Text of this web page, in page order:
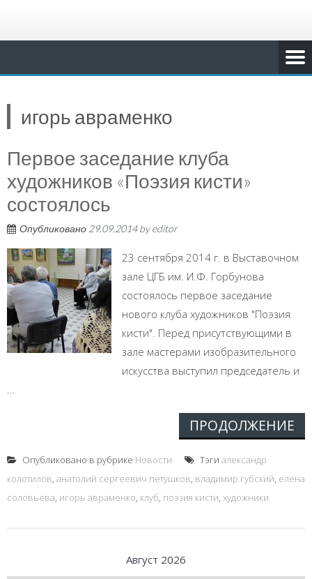
игорь авраменко
Первое заседание клуба
художников «Поэзия кисти»
состоялось
Опубликовано 29.09.2014byeditor
23 сентября 2014 г. в Выставочном
зале ЦГБ им. И.Ф. Горбунова
состоялось первое заседание
нового клуба художников "Поэзия
кисти". Перед присутствующими в
зале мастерами изобразительного
искусства выступил председатель и
ПРОДОЛЖЕНИЕ
Опубликовано в рубрике Новости Тэги александр
колотилов, анатолий сергеевич петушков, владимир губский, елена
соловьева, игорь авраменко, клуб, поэзия кисти, художники
Август 2026